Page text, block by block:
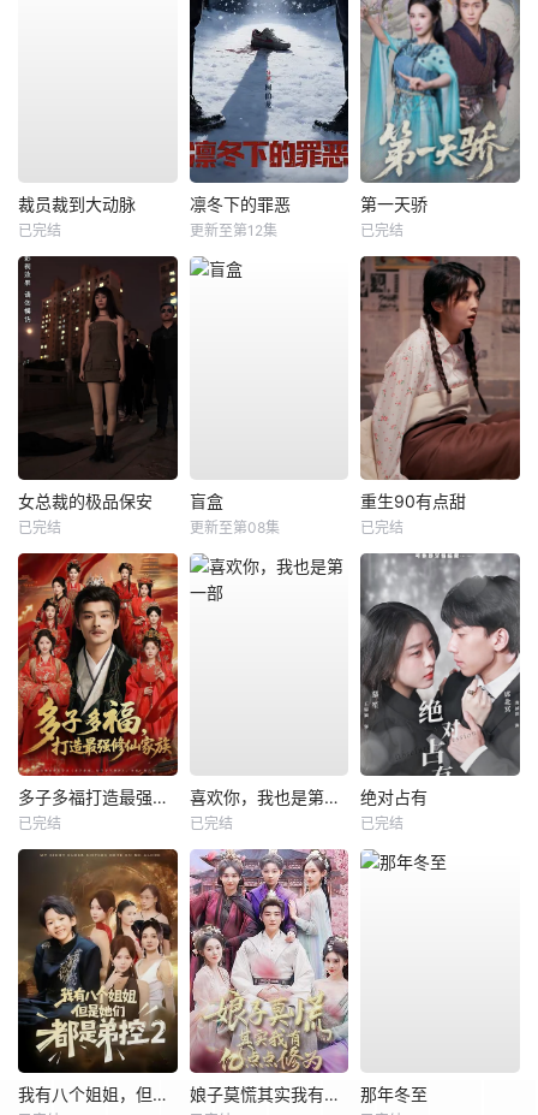
裁员裁到大动脉
已完结
凛冬下的罪恶
更新至第12集
第一天骄
已完结
女总裁的极品保安
已完结
盲盒
更新至第08集
重生90有点甜
已完结
多子多福打造最强修仙家族
已完结
喜欢你，我也是第一部
已完结
绝对占有
已完结
我有八个姐姐，但是他们都是弟控2 娘子莫慌其实我有亿点点修为 那年冬至